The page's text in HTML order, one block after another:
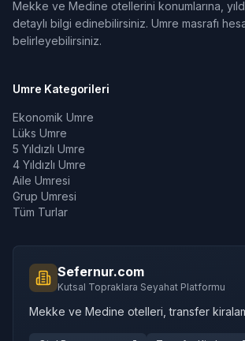
Mekke ve Medine otellerini konumlarına,
detaylı bilgi edinebilirsiniz. Umre masrafı
belirleyebilirsiniz.
Umre Kategorileri
Ekonomik Umre
Lüks Umre
5 Yıldızlı Umre
4 Yıldızlı Umre
Aile Umresi
Grup Umresi
Tüm Turlar
Sefernur.com
Kutsal Topraklara Seyahat Platformu
Mekke ve Medine otelleri, transfer